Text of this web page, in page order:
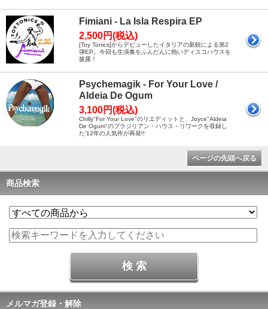
Fimiani - La Isla Respira EP
2,500円(税込)
[Toy Tonics]からデビューしたイタリアの新鋭による第2
弾EP。今回も生演奏をふんだんに熱いディスコハウスを
披露！
Psychemagik - For Your Love /
Aldeia De Ogum
3,100円(税込)
Chilly"For Your Love"のリエディットと、Joyce"Aldeia
De Ogum"のブラジリアン・ハウス・リワークを収録し
た'12年の人気作が再発!!
ページの先頭へ戻る
商品検索
メルマガ登録・解除